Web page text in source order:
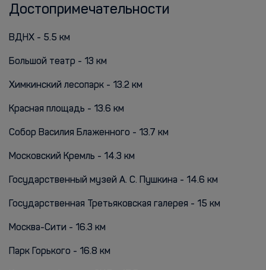
Достопримечательности
ВДНХ - 5.5 км
Большой театр - 13 км
Химкинский лесопарк - 13.2 км
Красная площадь - 13.6 км
Собор Василия Блаженного - 13.7 км
Московский Кремль - 14.3 км
Государственный музей А. С. Пушкина - 14.6 км
Государственная Третьяковская галерея - 15 км
Москва-Сити - 16.3 км
Парк Горького - 16.8 км